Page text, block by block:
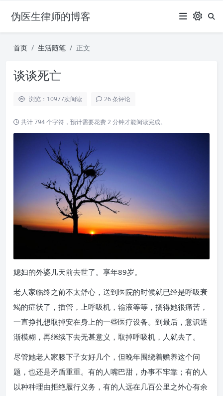
伪医生律师的博客
首页 生活随笔 正文
谈谈死亡
浏览：10977次阅读 26 条评论
共计 794 个字符，预计需要花费 2 分钟才能阅读完成。
媳妇的外婆几天前去世了。享年89岁。
老人家临终之前不太舒心，送到医院的时候就已经是呼吸衰
竭的症状了，插管，上呼吸机，输液等等，搞得她很痛苦，
一直挣扎想取掉安在身上的一些医疗设备。到最后，意识逐
渐模糊，再继续下去无甚意义，取掉呼吸机，人就去了。
尽管她老人家膝下子女好几个，但晚年围绕着赡养这个问
题，也还是矛盾重重。有的人嘴巴甜，办事不牢靠；有的人
以种种理由拒绝履行义务，有的人远在几百公里之外心有余